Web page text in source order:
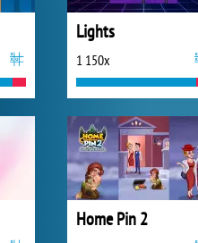
Lights
1 150x
Home Pin 2